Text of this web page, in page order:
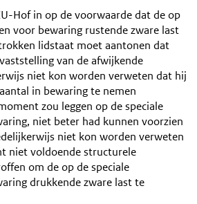
Hof in op de voorwaarde dat de op
voor bewaring rustende zware last
lidstaat moet aantonen dat
van de afwijkende
niet kon worden verweten dat hij
in bewaring te nemen
zou leggen op de speciale
niet beter had kunnen voorzien
niet kon worden verweten
niet voldoende structurele
om de op de speciale
drukkende zware last te